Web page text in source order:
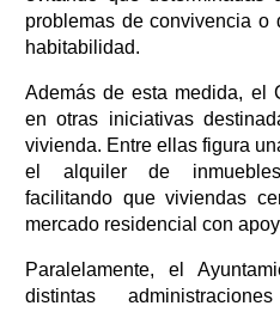
problemas de convivencia o
habitabilidad.
Además de esta medida, el
en otras iniciativas
vivienda. Entre ellas figura
el alquiler de inmuebles
facilitando que viviendas
mercado residencial con
Paralelamente, el
distintas